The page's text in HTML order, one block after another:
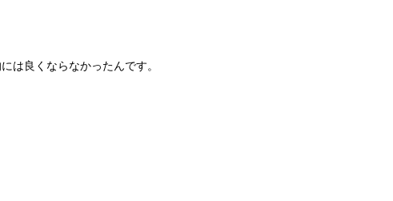
は良くならなかったんです。